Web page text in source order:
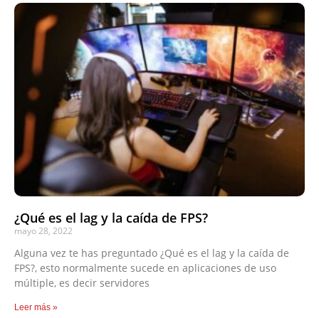
¿Qué es el lag y la caída de FPS?
mayo 28, 2022
Alguna vez te has preguntado ¿Qué es el lag y la caída de
FPS?, esto normalmente sucede en aplicaciones de uso
múltiple, es decir servidores
Leer más »